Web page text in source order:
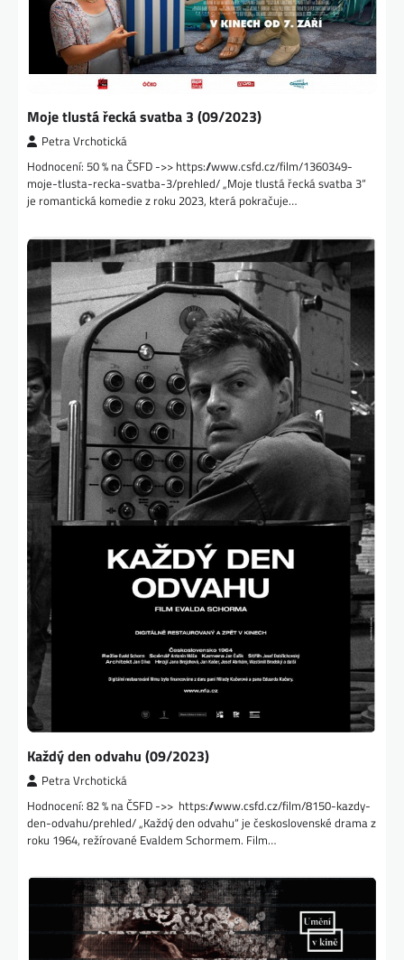
Moje tlustá řecká svatba 3 (09/2023)
Petra Vrchotická
Hodnocení: 50 % na ČSFD ->> https://www.csfd.cz/film/1360349-
moje-tlusta-recka-svatba-3/prehled/ „Moje tlustá řecká svatba 3“
je romantická komedie z roku 2023, která pokračuje…
Každý den odvahu (09/2023)
Petra Vrchotická
Hodnocení: 82 % na ČSFD ->> https://www.csfd.cz/film/8150-kazdy-
den-odvahu/prehled/ „Každý den odvahu“ je československé drama z
roku 1964, režírované Evaldem Schormem. Film…